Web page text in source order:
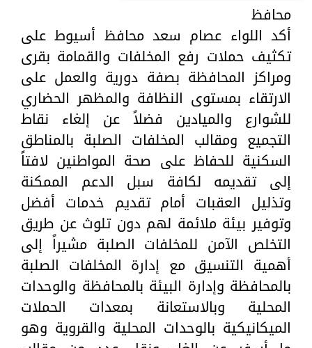
محافظ
أكد اللواء عصام سعد محافظ أسيوط على
تكثيف حملات رفع المخلفات والقمامة بقرى
ومراكز المحافظة بصفة دورية والعمل على
الارتقاء بمستوى النظافة والمظهر الحضاري
للشوارع والميادين فضلاً عن إلغاء نقاط
التجميع ومقالب المخلفات الصلبة بالمناطق
السكنية للحفاظ على صحة المواطنين لافتاً
إلى تقديمه لكافة سبل الدعم الممكنة
وتذليل العقبات أمام تقديم خدمات أفضل
وتوفير بيئة ملائمة لهم دون تلوث عن طريق
التخلص الآمن للمخلفات الصلبة مشيراً إلى
أهمية التنسيق مع إدارة المخلفات الصلبة
بالمحافظة وإدارة البيئة بالمحافظة والوحدات
المحلية وبالاستعانة بمعدات الحملات
الميكانيكية بالوحدات المحلية والقروية وهو